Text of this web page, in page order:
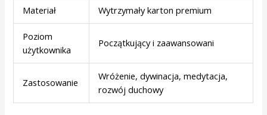
Materiał Wytrzymały karton premium
Poziom
użytkownika
Początkujący i zaawansowani
Zastosowanie
Wróżenie, dywinacja, medytacja,
rozwój duchowy